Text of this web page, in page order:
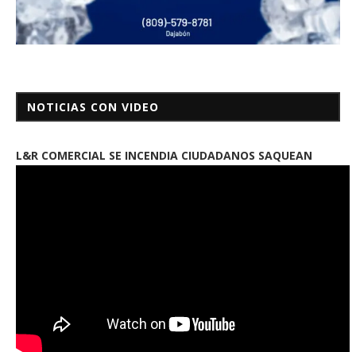
NOTICIAS CON VIDEO
L&R COMERCIAL SE INCENDIA CIUDADANOS SAQUEAN